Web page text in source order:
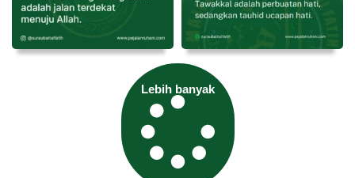
Lebih banyak